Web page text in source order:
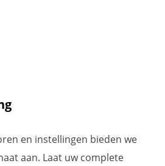
en instellingen bieden we
aan. Laat uw complete